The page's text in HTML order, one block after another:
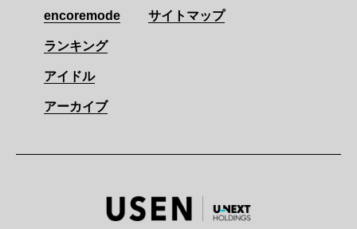
encoremode
ランキング
アイドル
アーカイブ
サイトマップ